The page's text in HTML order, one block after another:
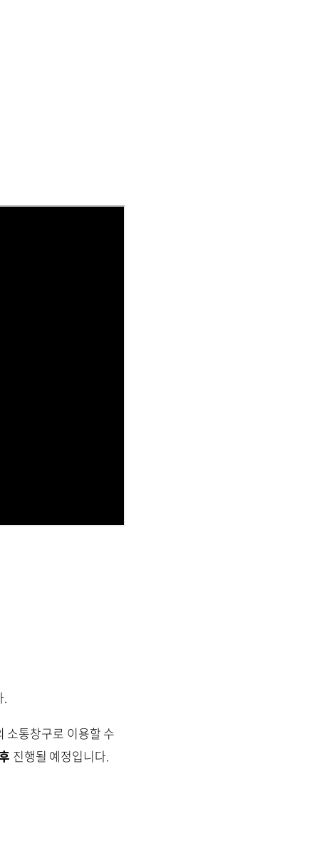
.
소통창구로 이용할 수
진행될 예정입니다.